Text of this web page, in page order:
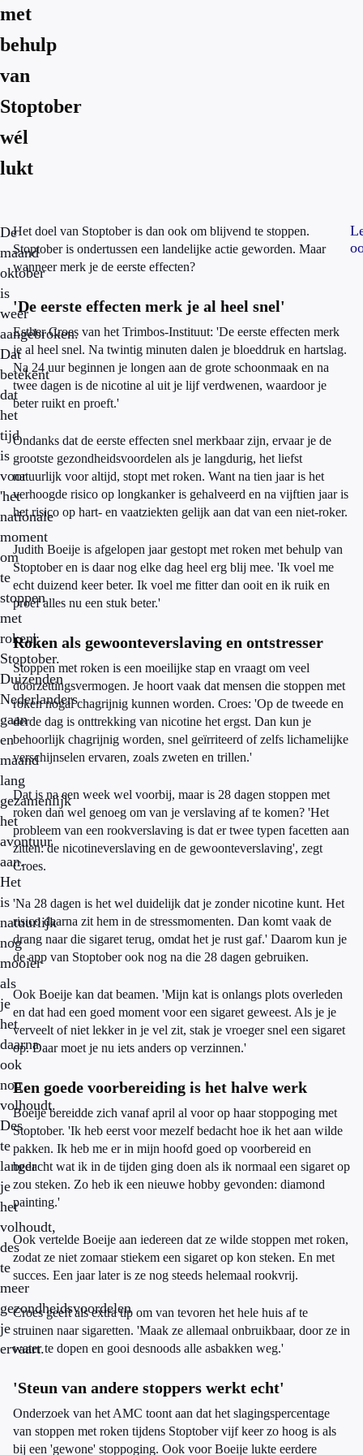
met
behulp
van
Stoptober
wél
lukt
De
maand
oktober
is
weer
aangebroken.
Dat
betekent
dat
het
tijd
is
voor
'het
nationale
moment
om
te
stoppen
met
roken':
Stoptober.
Duizenden
Nederlanders
gaan
en
maand
lang
gezamenlijk
het
avontuur
aan.
Het
is
natuurlijk
nog
mooier
als
je
het
daarna
ook
nog
volhoudt.
Des
te
langer
je
het
volhoudt,
des
te
meer
gezondheidsvoordelen
je
ervaart.
Het doel van Stoptober is dan ook om blijvend te stoppen.
Stoptober is ondertussen een landelijke actie geworden. Maar
wanneer merk je de eerste effecten?
'De eerste effecten merk je al heel snel'
Esther Croes van het Trimbos-Instituut: 'De eerste effecten merk
je al heel snel. Na twintig minuten dalen je bloeddruk en hartslag.
Na 24 uur beginnen je longen aan de grote schoonmaak en na
twee dagen is de nicotine al uit je lijf verdwenen, waardoor je
beter ruikt en proeft.'
Ondanks dat de eerste effecten snel merkbaar zijn, ervaar je de
grootste gezondheidsvoordelen als je langdurig, het liefst
natuurlijk voor altijd, stopt met roken. Want na tien jaar is het
verhoogde risico op longkanker is gehalveerd en na vijftien jaar is
het risico op hart- en vaatziekten gelijk aan dat van een niet-roker.
Judith Boeije is afgelopen jaar gestopt met roken met behulp van
Stoptober en is daar nog elke dag heel erg blij mee. 'Ik voel me
echt duizend keer beter. Ik voel me fitter dan ooit en ik ruik en
proef alles nu een stuk beter.'
Roken als gewoonteverslaving en ontstresser
Stoppen met roken is een moeilijke stap en vraagt om veel
doorzettingsvermogen. Je hoort vaak dat mensen die stoppen met
roken nogal chagrijnig kunnen worden. Croes: 'Op de tweede en
derde dag is onttrekking van nicotine het ergst. Dan kun je
behoorlijk chagrijnig worden, snel geïrriteerd of zelfs lichamelijke
verschijnselen ervaren, zoals zweten en trillen.'
Dat is na een week wel voorbij, maar is 28 dagen stoppen met
roken dan wel genoeg om van je verslaving af te komen? 'Het
probleem van een rookverslaving is dat er twee typen facetten aan
zitten: de nicotineverslaving en de gewoonteverslaving', zegt
Croes.
'Na 28 dagen is het wel duidelijk dat je zonder nicotine kunt. Het
risico daarna zit hem in de stressmomenten. Dan komt vaak de
drang naar die sigaret terug, omdat het je rust gaf.' Daarom kun je
de app van Stoptober ook nog na die 28 dagen gebruiken.
Ook Boeije kan dat beamen. 'Mijn kat is onlangs plots overleden
en dat had een goed moment voor een sigaret geweest. Als je je
verveelt of niet lekker in je vel zit, stak je vroeger snel een sigaret
op. Daar moet je nu iets anders op verzinnen.'
Een goede voorbereiding is het halve werk
Boeije bereidde zich vanaf april al voor op haar stoppoging met
Stoptober. 'Ik heb eerst voor mezelf bedacht hoe ik het aan wilde
pakken. Ik heb me er in mijn hoofd goed op voorbereid en
bedacht wat ik in de tijden ging doen als ik normaal een sigaret op
zou steken. Zo heb ik een nieuwe hobby gevonden: diamond
painting.'
Ook vertelde Boeije aan iedereen dat ze wilde stoppen met roken,
zodat ze niet zomaar stiekem een sigaret op kon steken. En met
succes. Een jaar later is ze nog steeds helemaal rookvrij.
Croes geeft als extra tip om van tevoren het hele huis af te
struinen naar sigaretten. 'Maak ze allemaal onbruikbaar, door ze in
water te dopen en gooi desnoods alle asbakken weg.'
'Steun van andere stoppers werkt echt'
Onderzoek van het AMC toont aan dat het slagingspercentage
van stoppen met roken tijdens Stoptober vijf keer zo hoog is als
bij een 'gewone' stoppoging. Ook voor Boeije lukte eerdere